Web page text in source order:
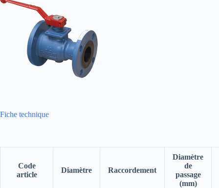
Fiche technique
Code
article
Diamètre Raccordement
Diamètre
de
passage
(mm)